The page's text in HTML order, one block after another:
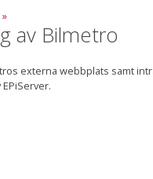
av Bilmetro
externa webbplats samt